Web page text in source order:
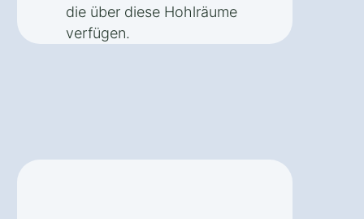
die über diese Hohlräume
verfügen.